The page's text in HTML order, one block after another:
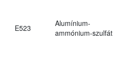
E523
Alumínium-
ammónium-szulfát